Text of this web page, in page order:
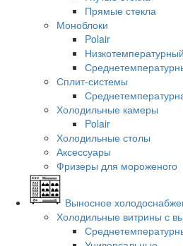
Прямые стекла
Моноблоки
Polair
Сплит-системы
Холодильные камеры
Polair
Холодильные столы
Аксессуары
Фризеры для мороженого
Выносное
Холодильные витрины с